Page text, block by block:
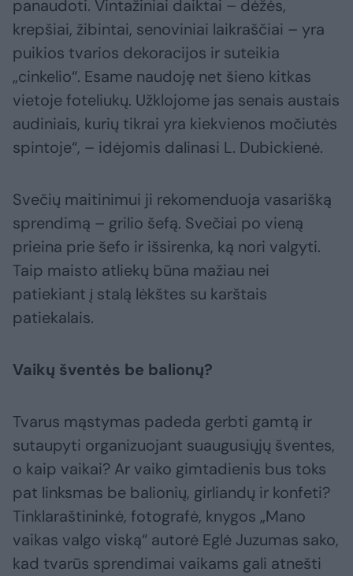
panaudoti. Vintažiniai daiktai – dėžės,
krepšiai, žibintai, senoviniai laikraščiai – yra
puikios tvarios dekoracijos ir suteikia
„cinkelio“. Esame naudoję net šieno kitkas
vietoje foteliukų. Užklojome jas senais austais
audiniais, kurių tikrai yra kiekvienos močiutės
spintoje“, – idėjomis dalinasi L. Dubickienė.
Svečių maitinimui ji rekomenduoja vasarišką
sprendimą – grilio šefą. Svečiai po vieną
prieina prie šefo ir išsirenka, ką nori valgyti.
Taip maisto atliekų būna mažiau nei
patiekiant į stalą lėkštes su karštais
patiekalais.
Vaikų šventės be balionų?
Tvarus mąstymas padeda gerbti gamtą ir
sutaupyti organizuojant suaugusiųjų šventes,
o kaip vaikai? Ar vaiko gimtadienis bus toks
pat linksmas be balionių, girliandų ir konfeti?
Tinklaraštininkė, fotografė, knygos „Mano
vaikas valgo viską“ autorė Eglė Juzumas sako,
kad tvarūs sprendimai vaikams gali atnešti